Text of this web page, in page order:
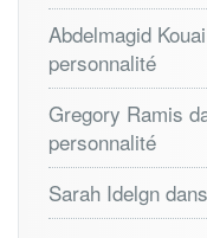
Abdelmagid Kouai
personnalité
Gregory Ramis
personnalité
Sarah Idelgn dans